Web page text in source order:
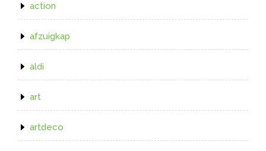
action
afzuigkap
aldi
art
artdeco